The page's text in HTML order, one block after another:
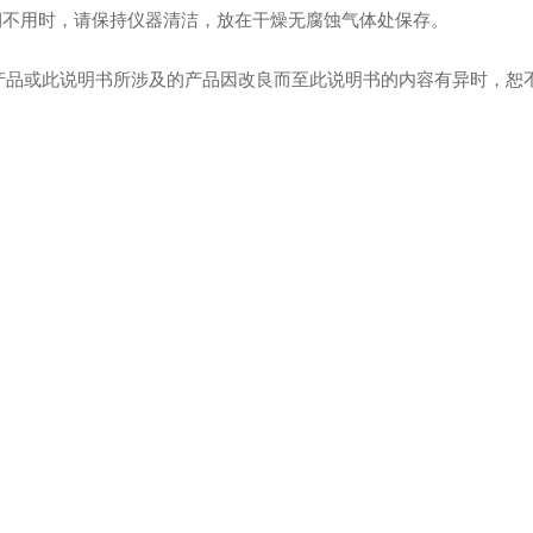
用时，请保持仪器清洁，放在干燥无腐蚀气体处保存。
品或此说明书所涉及的产品因改良而至此说明书的内容有异时，恕